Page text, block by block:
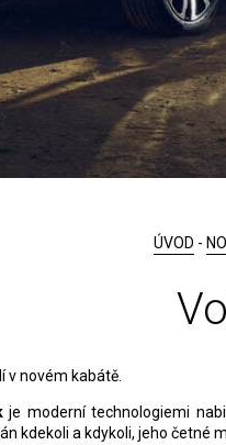
ÚVOD -
v novém kabátě.
je moderní technologiemi
kdekoli a kdykoli, jeho četné